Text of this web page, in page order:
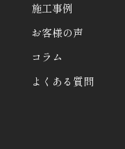
施工事例
お客様の声
コラム
よくある質問